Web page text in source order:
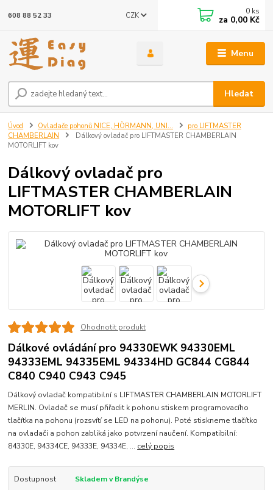
Menu
CZK
Hledat
608 88 52 33 0 ks
za 0,00 Kč
Úvod Ovladače pohonů NICE, HÖRMANN, UNI...
pro LIFTMASTER
CHAMBERLAIN
Dálkový ovladač pro LIFTMASTER CHAMBERLAIN
MOTORLIFT kov
Dálkový ovladač pro
LIFTMASTER CHAMBERLAIN
MOTORLIFT kov
Ohodnotit produkt
Dálkové ovládání pro 94330EWK 94330EML
94333EML 94335EML 94334HD GC844 CG844
C840 C940 C943 C945
Dálkový ovladač kompatibilní s LIFTMASTER CHAMBERLAIN MOTORLIFT
MERLIN. Ovladač se musí přiřadit k pohonu stiskem programovacího
tlačítka na pohonu (rozsvítí se LED na pohonu). Poté stiskneme tlačítko
na ovladači a pohon zabliká jako potvrzení naučení. Kompatibilní:
84330E, 94334CE, 94333E, 94334E, ... celý popis
Dostupnost
Skladem v Brandýse